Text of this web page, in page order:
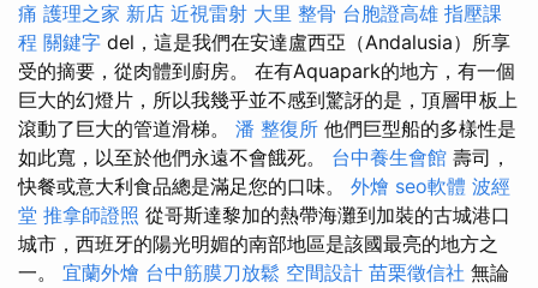
痛 護理之家 新店 近視雷射 大里 整骨 台胞證高雄 指壓課
程 關鍵字 del，這是我們在安達盧西亞（Andalusia）所享
受的摘要，從肉體到廚房。 在有Aquapark的地方，有一個
巨大的幻燈片，所以我幾乎並不感到驚訝的是，頂層甲板上
滾動了巨大的管道滑梯。 潘 整復所 他們巨型船的多樣性是
如此寬，以至於他們永遠不會餓死。 台中養生會館 壽司，
快餐或意大利食品總是滿足您的口味。 外燴 seo軟體 波經
堂 推拿師證照 從哥斯達黎加的熱帶海灘到加裝的古城港口
城市，西班牙的陽光明媚的南部地區是該國最亮的地方之
一。 宜蘭外燴 台中筋膜刀放鬆 空間設計 苗栗徵信社 無論